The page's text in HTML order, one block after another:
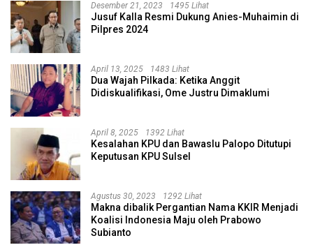
Desember 21, 2023 1495 Lihat
Jusuf Kalla Resmi Dukung Anies-Muhaimin di
Pilpres 2024
April 13, 2025 1483 Lihat
Dua Wajah Pilkada: Ketika Anggit
Didiskualifikasi, Ome Justru Dimaklumi
April 8, 2025 1392 Lihat
Kesalahan KPU dan Bawaslu Palopo Ditutupi
Keputusan KPU Sulsel
Agustus 30, 2023 1292 Lihat
Makna dibalik Pergantian Nama KKIR Menjadi
Koalisi Indonesia Maju oleh Prabowo
Subianto